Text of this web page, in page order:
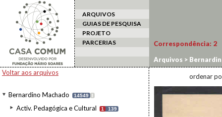
ARQUIVOS
GUIAS DE PESQUISA
PROJETO
PARCERIAS
Voltar aos arquivos
Bernardino Machado 14549 I
Activ. Pedagógica e Cultural 1 139
Correspondência: 2
Arquivos >
ordenar